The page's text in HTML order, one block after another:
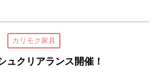
カリモク家具
ュクリアランス開催！